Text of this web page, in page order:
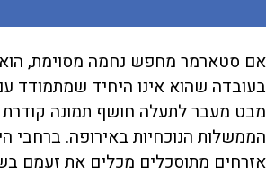
אם סטארמר מחפש נחמה מסוימת,
בעובדה שהוא אינו היחיד שמתמודד
מבט מעבר לתעלה חושף תמונה
הממשלות הנוכחיות באירופה. ברחבי
אזרחים מתוסכלים מכלים את זעמם